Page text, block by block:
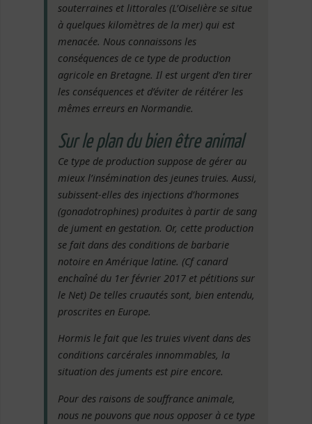
souterraines et littorales (L’Oiselière se situe
à quelques kilomètres de la mer) qui est
menacée. Nous connaissons les
conséquences de ce type de production
agricole en Bretagne. Il est urgent d’en tirer
les conséquences et d’éviter de réitérer les
mêmes erreurs en Normandie.
Sur le plan du bien être animal
Ce type de production suppose de gérer au
mieux l’insémination des jeunes truies. Aussi,
subissent-elles des injections d’hormones
(gonadotrophines) produites à partir de sang
de jument en gestation. Or, cette production
se fait dans des conditions de barbarie
notoire en Amérique latine. (Cf canard
enchaîné du 1er février 2017 et pétitions sur
le Net) De telles cruautés sont, bien entendu,
proscrites en Europe.
Hormis le fait que les truies vivent dans des
conditions carcérales innommables, la
situation des juments est pire encore.
Pour des raisons de souffrance animale,
nous ne pouvons que nous opposer à ce type